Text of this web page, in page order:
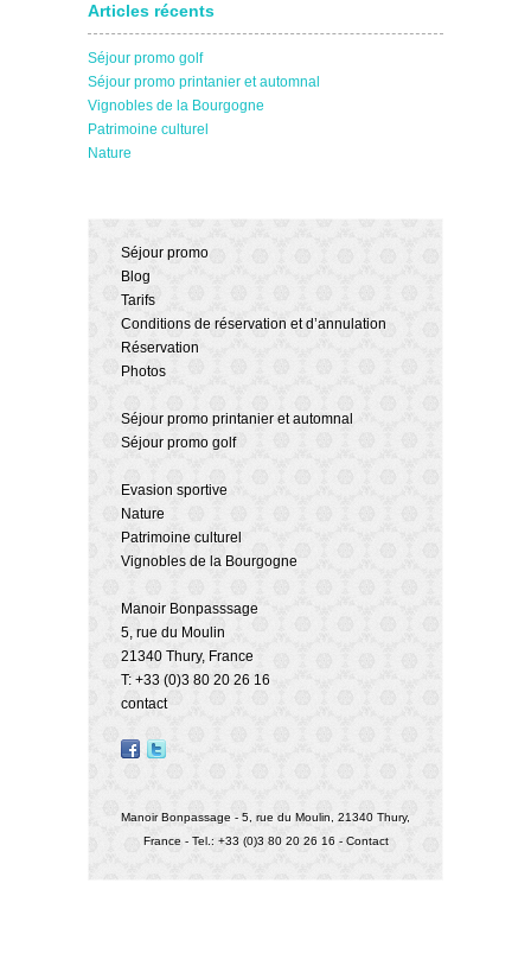
Articles récents
Séjour promo golf
Séjour promo printanier et automnal
Vignobles de la Bourgogne
Patrimoine culturel
Nature
Séjour promo
Blog
Tarifs
Conditions de réservation et d’annulation
Réservation
Photos
Séjour promo printanier et automnal
Séjour promo golf
Evasion sportive
Nature
Patrimoine culturel
Vignobles de la Bourgogne
Manoir Bonpasssage
5, rue du Moulin
21340 Thury, France
T: +33 (0)3 80 20 26 16
contact
Manoir Bonpassage - 5, rue du Moulin, 21340 Thury,
France - Tel.: +33 (0)3 80 20 26 16 - Contact